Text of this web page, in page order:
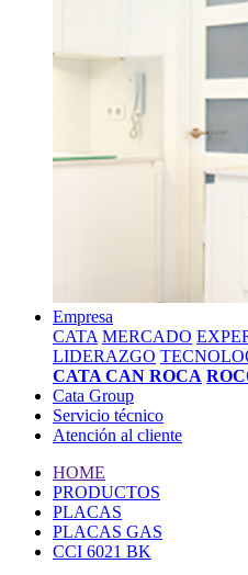
Empresa
CATA MERCADO
LIDERAZGO
CATA CAN ROCA
Cata Group
Servicio técnico
Atención al cliente
HOME
PRODUCTOS
PLACAS
PLACAS GAS
CCI 6021 BK